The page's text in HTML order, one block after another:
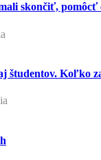
skončiť,
študentov. Koľko